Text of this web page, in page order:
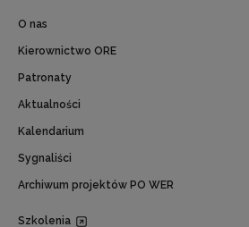
O nas
Kierownictwo ORE
Patronaty
Aktualności
Kalendarium
Sygnaliści
Archiwum projektów PO WER
Szkolenia